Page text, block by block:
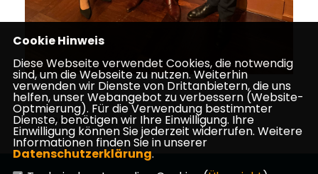
30.10.2024
Cookie Hinweis
Diese Webseite verwendet Cookies, die notwendig
sind, um die Webseite zu nutzen. Weiterhin
verwenden wir Dienste von Drittanbietern, die uns
helfen, unser Webangebot zu verbessern (Website-
Optmierung). Für die Verwendung bestimmter
Dienste, benötigen wir Ihre Einwilligung. Ihre
Einwilligung können Sie jederzeit widerrufen. Weitere
Informationen finden Sie in unserer
Datenschutzerklärung.